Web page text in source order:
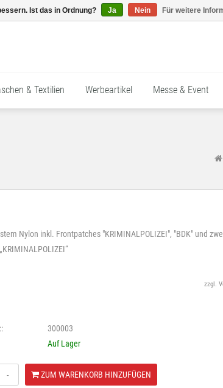
& Textilien Werbeartikel Messe & Event
Nylon inkl. Frontpatches "KRIMINALPOLIZEI", "BDK" und
zzgl.
300003
Auf Lager
- ZUM WARENKORB HINZUFÜGEN
Ist das in Ordnung? Ja Nein Für weitere